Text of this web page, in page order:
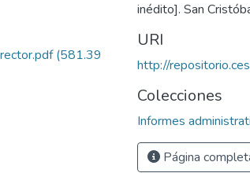
(581.39
inédito]. San
URI
http://
Colecciones
Informes
Página